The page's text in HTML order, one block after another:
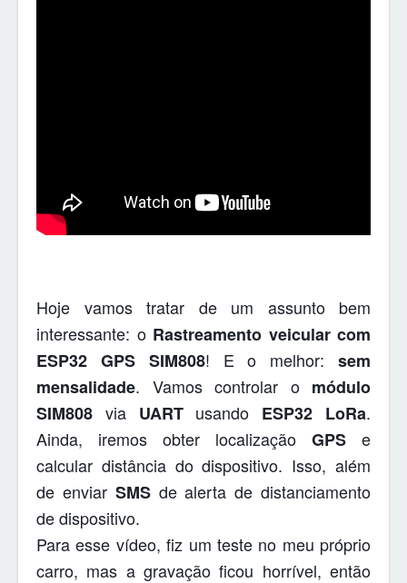
Hoje vamos tratar de um assunto bem
interessante: o Rastreamento veicular com
ESP32 GPS SIM808! E o melhor:sem
mensalidade. Vamos controlar o módulo
SIM808 via UART usando ESP32 LoRa.
Ainda, iremos obter localização GPS e
calcular distância do dispositivo. Isso, além
de enviar SMS de alerta de distanciamento
de dispositivo.
Para esse vídeo, fiz um teste no meu próprio
carro, mas a gravação ficou horrível, então